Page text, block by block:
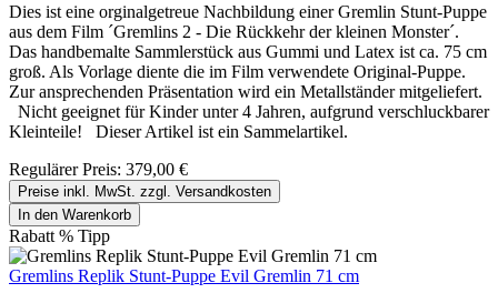
Dies ist eine orginalgetreue Nachbildung einer Gremlin Stunt-Puppe
aus dem Film ´Gremlins 2 - Die Rückkehr der kleinen Monster´.
Das handbemalte Sammlerstück aus Gummi und Latex ist ca. 75 cm
groß. Als Vorlage diente die im Film verwendete Original-Puppe.
Zur ansprechenden Präsentation wird ein Metallständer mitgeliefert.
Nicht geeignet für Kinder unter 4 Jahren, aufgrund verschluckbarer
Kleinteile! Dieser Artikel ist ein Sammelartikel.
Regulärer Preis: 379,00 €
Preise inkl. MwSt. zzgl. Versandkosten
In den Warenkorb
Rabatt % Tipp
Gremlins Replik Stunt-Puppe Evil Gremlin 71 cm